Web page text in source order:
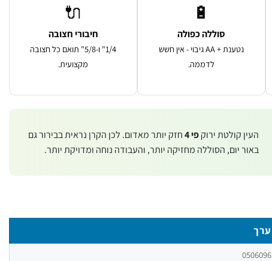
🔋
סוללה כפולה
נטענת + AA גיבוי - אין חשש
לדממה.
🔌
חיבורי חצובה
1/4" ו-5/8" תואם כל חצובה
מקצועית.
העין קולטת ירוקפי 4 חזק יותר מאדום. לכן הקרן נראית בבירור גם
באור יום, הסוללה מחזיקה יותר, והעבודה נוחה ומדויקת יותר.
ערך
0506096